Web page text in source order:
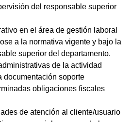
del responsable superior
en el área de gestión laboral
a la normativa vigente y bajo la
superior del departamento.
de la actividad
documentación soporte
obligaciones fiscales
de atención al cliente/usuario